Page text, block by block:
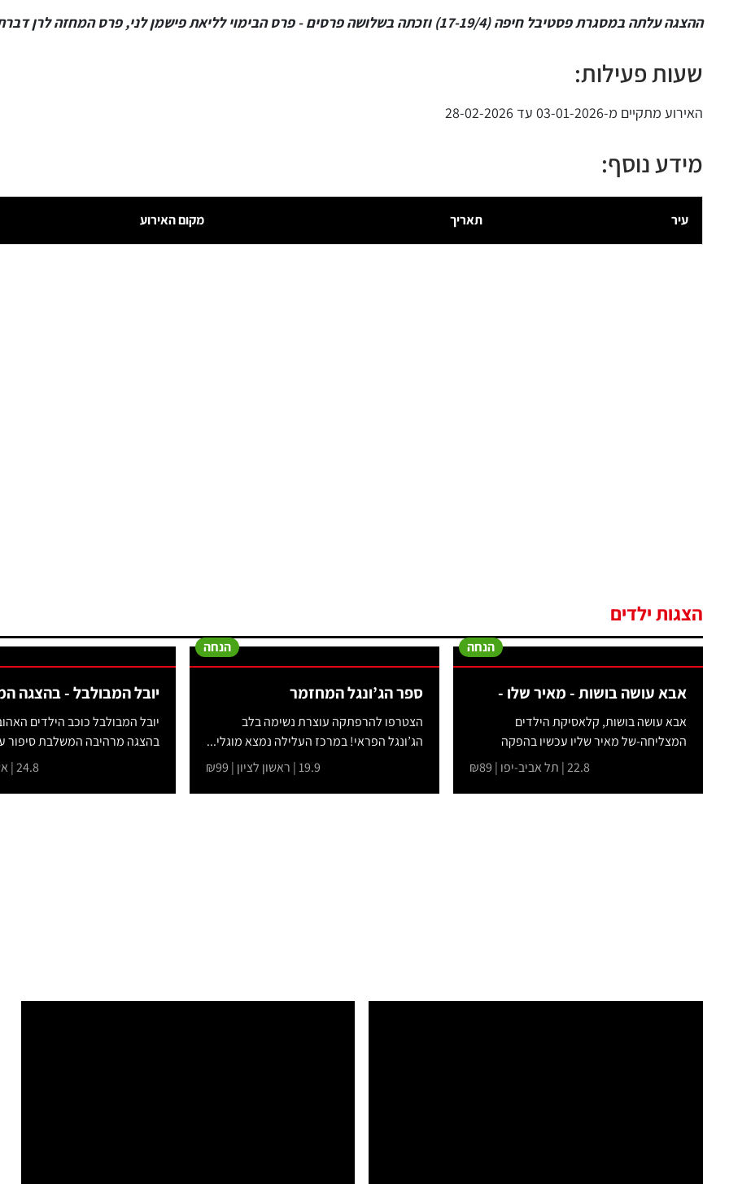
ההצגה עלתה במסגרת פסטיבל חיפה (17-19/4) וזכתה בשלושה פרסים - פרס הבימוי לליאת פישמן לני, פרס המחזה לרן דברת וציון לשבח לשחקן אסף לוי על תפקידו כ"יואל"
שעות פעילות:
האירוע מתקיים מ-03-01-2026 עד 28-02-2026
מידע נוסף:
עיר תאריך מקום האירוע
הצגות ילדים
הנחה
אבא עושה בושות - מאיר שלו -
אבא עושה בושות, קלאסיקת הילדים
המצליחה-של מאיר שליו עכשיו בהפקה
22.8 | תל אביב-יפו | ₪89
הנחה
ספר הג’ונגל המחזמר
הצטרפו להרפתקה עוצרת נשימה בלב
הג’ונגל הפראי! במרכז העלילה נמצא מוגלי...
19.9 | ראשון לציון | ₪99
יובל המבולבל - בהצגה
יובל המבולבל כוכב הילדים
בהצגה מרהיבה המשלבת סיפור
24.8 | אשקלון | ₪99